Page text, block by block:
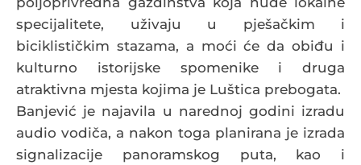
specijalitete, uživaju u pješačkim i
biciklističkim stazama, a moći će da obiđu i
kulturno istorijske spomenike i druga
atraktivna mjesta kojima je Luštica prebogata.
Banjević je najavila u narednoj godini izradu
audio vodiča, a nakon toga planirana je izrada
signalizacije panoramskog puta, kao i